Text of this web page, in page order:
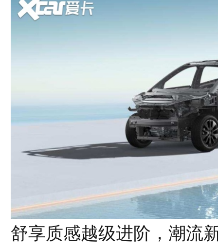
舒享质感越级进阶，潮流